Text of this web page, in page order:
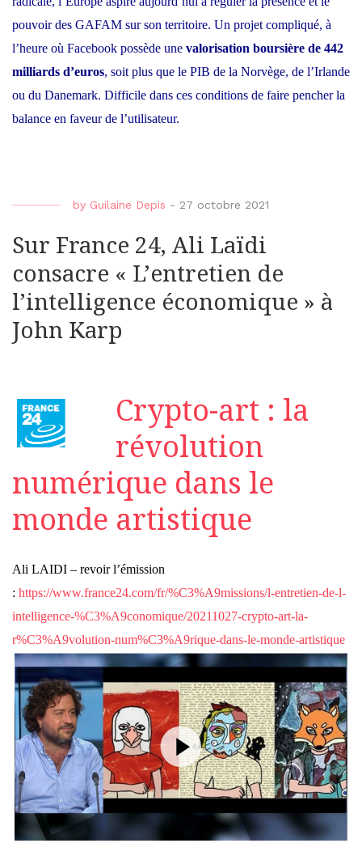
pouvoir des GAFAM sur son territoire. Un projet compliqué, à
l’heure où Facebook possède une valorisation boursière de 442
milliards d’euros, soit plus que le PIB de la Norvège, de l’Irlande
ou du Danemark. Difficile dans ces conditions de faire pencher la
balance en faveur de l’utilisateur.
by Guilaine Depis - 27 octobre 2021
Sur France 24, Ali Laïdi
consacre « L’entretien de
l’intelligence économique » à
John Karp
Crypto-art : la
révolution
numérique dans le
monde artistique
Ali LAIDI – revoir l’émission
: https://www.france24.com/fr/%C3%A9missions/l-entretien-de-l-
intelligence-%C3%A9conomique/20211027-crypto-art-la-
r%C3%A9volution-num%C3%A9rique-dans-le-monde-artistique